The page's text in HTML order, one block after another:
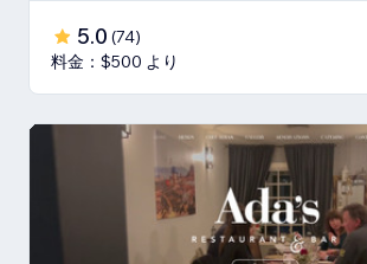
5.0 (74)
料金：$500 より